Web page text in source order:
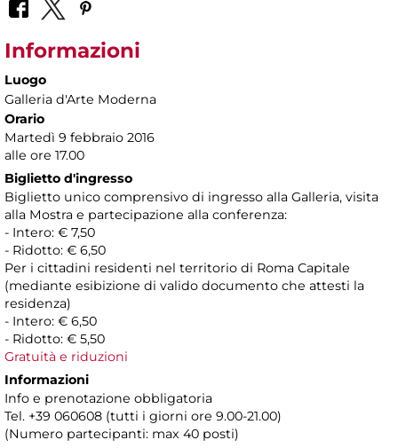
Informazioni
Luogo
Galleria d'Arte Moderna
Orario
Martedì 9 febbraio 2016
alle ore 17.00
Biglietto d'ingresso
Biglietto unico comprensivo di ingresso alla Galleria, visita
alla Mostra e partecipazione alla conferenza:
- Intero: € 7,50
- Ridotto: € 6,50
Per i cittadini residenti nel territorio di Roma Capitale
(mediante esibizione di valido documento che attesti la
residenza)
- Intero: € 6,50
- Ridotto: € 5,50
Gratuità e riduzioni
Informazioni
Info e prenotazione obbligatoria
Tel. +39 060608 (tutti i giorni ore 9.00-21.00)
(Numero partecipanti: max 40 posti)